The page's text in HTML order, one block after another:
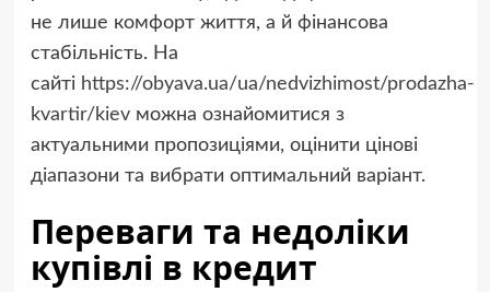
не лише комфорт життя, а й фінансова
стабільність. На
сайті https://obyava.ua/ua/nedvizhimost/prodazha-
kvartir/kievможна ознайомитися з
актуальними пропозиціями, оцінити цінові
діапазони та вибрати оптимальний варіант.
Переваги та недоліки
купівлі в кредит